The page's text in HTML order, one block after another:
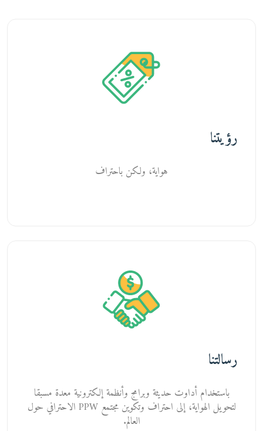
رؤيتنا
هواية، ولكن باحتراف
رسالتنا
باستخدام أداوت حديثة وبرامج وأنظمة إلكترونية معدة مسبقا
لتحويل الهواية، إلى احتراف وتكوين مجتمع PPW الاحترافي حول
العالم.